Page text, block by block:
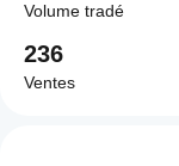
Volume tradé
236
Ventes